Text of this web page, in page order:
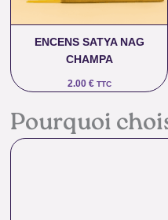
ENCENS SATYA NAG
CHAMPA
2.00 € TTC
Pourquoi